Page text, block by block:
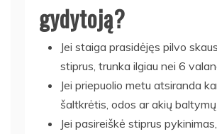
gydytoją?
Jei staiga prasidėjęs pilvo
stiprus, trunka ilgiau nei 6
Jei priepuolio metu atsiranda
šaltkrėtis, odos ar akių
Jei pasireiškė stiprus pykinimas,